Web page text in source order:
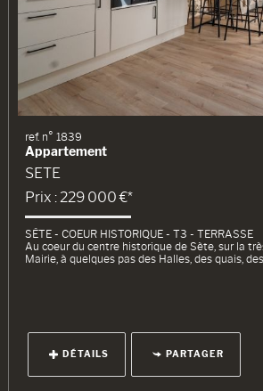
ref. n° 1839
Appartement
SETE
Prix : 229 000 €*
SÈTE - COEUR HISTORIQUE - T3 - TERRASSE
Au coeur du centre historique de Sète, sur la
Mairie, à quelques pas des Halles, des quais, des...
DÉTAILS PARTAGER